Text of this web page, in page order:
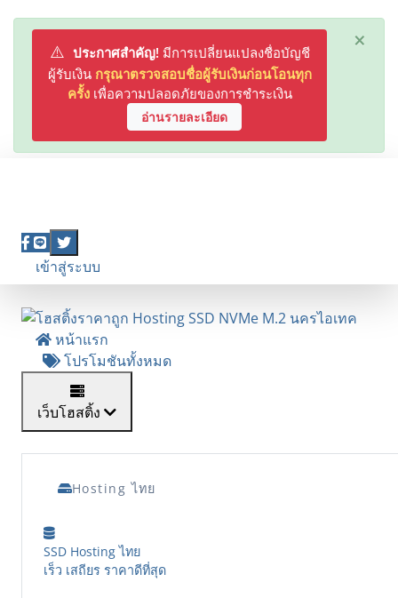
×
⚠️ ประกาศสำคัญ! มีการเปลี่ยนแปลงชื่อบัญชี
ผู้รับเงิน กรุณาตรวจสอบชื่อผู้รับเงินก่อนโอนทุก
ครั้งเพื่อความปลอดภัยของการชำระเงิน
อ่านรายละเอียด
เข้าสู่ระบบ
หน้าแรก
โปรโมชันทั้งหมด
เว็บโฮสติ้ง
Hosting ไทย
SSD Hosting ไทย
เร็ว เสถียร ราคาดีที่สุด